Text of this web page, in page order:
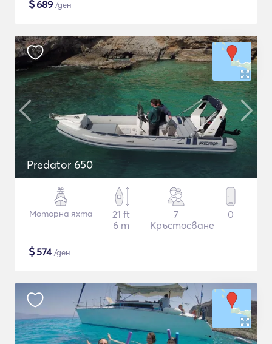
$689 /ден
Predator 650
Моторна яхта
21 ft
6 m
7
Кръстосване
0
$574/ден